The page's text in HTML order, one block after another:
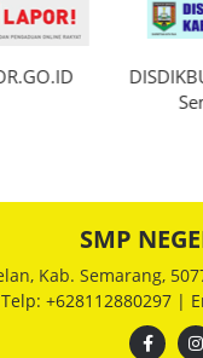
SMP
Kab. Semarang,
+628112880297 |